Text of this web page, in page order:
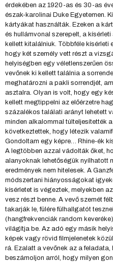
érdekében az 1920-as és 30-as
észak-karolinai Duke Egyetemen.
kártyákat használták. Ezeken a
és hullámvonal szerepelt, a
kellett kitalálniuk. Többféle kísérleti
hogy két személy vett részt a
helyiségben egy véletlenszerűen
vevőnek ki kellett találnia a
meghatározni a pakli sorrendjét,
asztalra. Olyan is volt, hogy egy
kellett megtippelni az előérzetre
százalékos találati arányt lehetett
minden alkalommal túlteljesítették
következtettek, hogy létezik
Gondoltam egy képre… Rhine-ék
A legtöbben azzal vádolták őket,
alanyoknak lehetőségük nyílhatott
eredmények nem hitelesek. A
módszertani hiányosságokat
kísérletet is végeztek, melyekben
vesz részt benne. A vevő szemét
takarják le, fülére fülhallgatót
(hangfrekvenciák random
világítja be. Az adó egy másik
képek vagy rövid filmjelenetek
rá. Ezalatt a vevőnek az a
beszámoljon arról, hogy milyen